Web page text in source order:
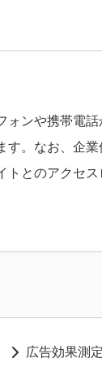
ォンや携帯電
す。なお、企
トとのアクセ
広告効果測